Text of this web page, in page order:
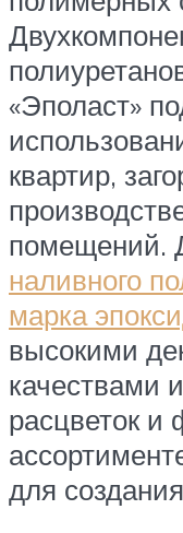
«Эполаст»
квартир,
помещений.
наливного
марка
высокими
качествами
расцветок и
для